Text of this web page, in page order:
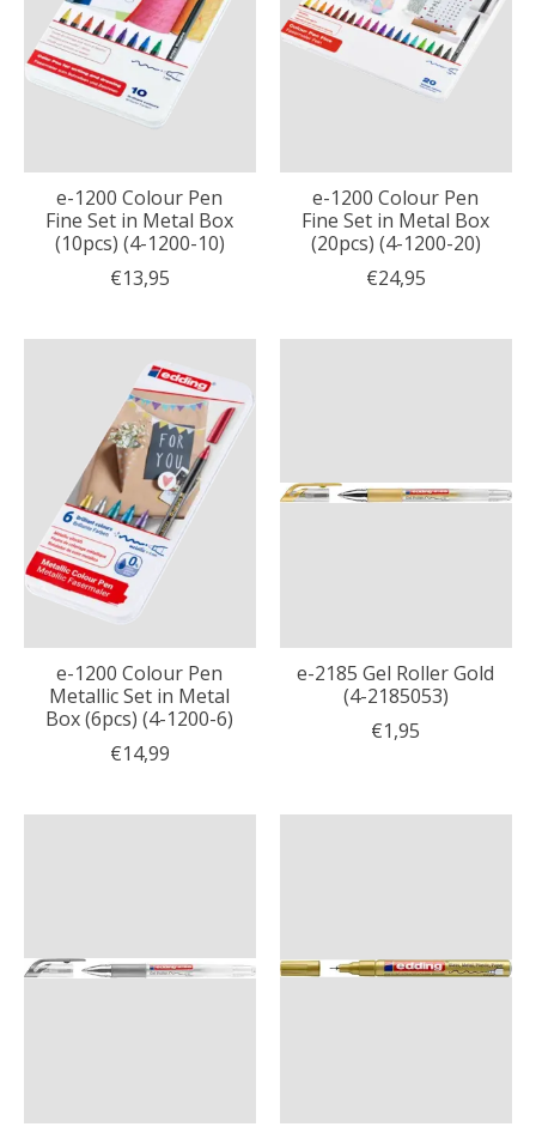
e-1200 Colour Pen
Fine Set in Metal Box
(10pcs) (4-1200-10)
€13,95
e-1200 Colour Pen
Fine Set in Metal Box
(20pcs) (4-1200-20)
€24,95
e-1200 Colour Pen
Metallic Set in Metal
Box (6pcs) (4-1200-6)
€14,99
e-2185 Gel Roller Gold
(4-2185053)
€1,95